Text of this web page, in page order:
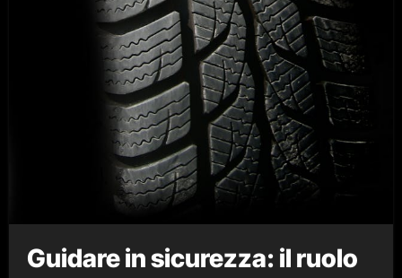
Guidare in sicurezza: il ruolo